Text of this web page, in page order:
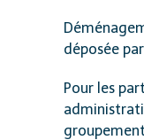
déposée
Pour les